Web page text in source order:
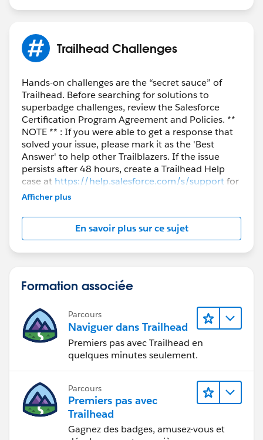
Trailhead Challenges
Hands-on challenges are the “secret sauce” of
Trailhead. Before searching for solutions to
superbadge challenges, review the Salesforce
Certification Program Agreement and Policies. **
NOTE ** : If you were able to get a response that
solved your issue, please mark it as the 'Best
Answer' to help other Trailblazers. If the issue
persists after 48 hours, create a Trailhead Help
case at https://help.salesforce.com/s/supportfor
further assistance.
Afficher plus
En savoir plus sur ce sujet
Formation associée
Parcours
Naviguer dans Trailhead
Premiers pas avec Trailhead en
quelques minutes seulement.
Parcours
Premiers pas avec
Trailhead
Gagnez des badges, amusez-vous et